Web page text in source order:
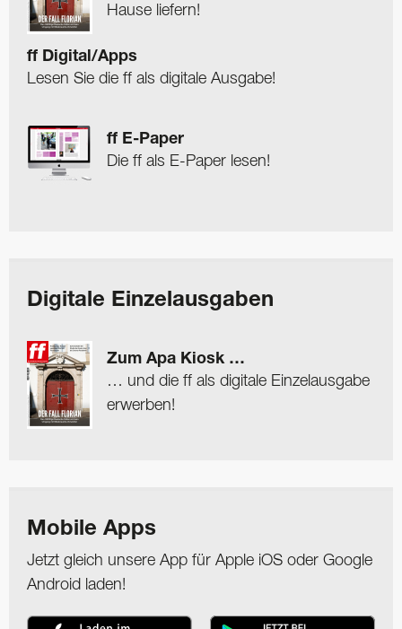
Hause liefern!
ff Digital/Apps
Lesen Sie die ff als digitale Ausgabe!
ff E-Paper
Die ff als E-Paper lesen!
Digitale Einzelausgaben
Zum Apa Kiosk …
… und die ff als digitale Einzelausgabe
erwerben!
Mobile Apps
Jetzt gleich unsere App für Apple iOS oder Google
Android laden!